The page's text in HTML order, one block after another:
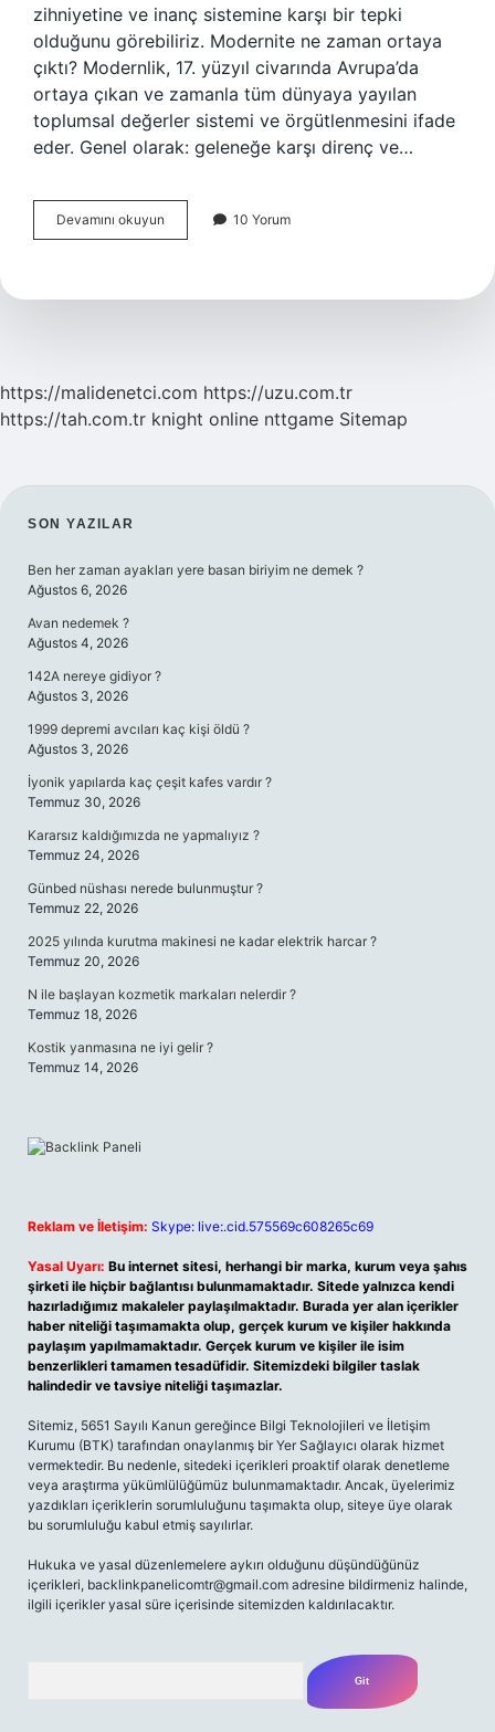
zihniyetine ve inanç sistemine karşı bir tepki
olduğunu görebiliriz. Modernite ne zaman ortaya
çıktı? Modernlik, 17. yüzyıl civarında Avrupa’da
ortaya çıkan ve zamanla tüm dünyaya yayılan
toplumsal değerler sistemi ve örgütlenmesini ifade
eder. Genel olarak: geleneğe karşı direnç ve…
Devamını okuyun Modernizm
Nasıl
10 Yorum
https://malidenetci.com https://uzu.com.tr
https://tah.com.tr knight online nttgame Sitemap
SIDEBAR
SON YAZILAR
Ben her zaman ayakları yere basan biriyim ne demek ?
Ağustos 6, 2026
Avan nedemek ?
Ağustos 4, 2026
142A nereye gidiyor ?
Ağustos 3, 2026
1999 depremi avcıları kaç kişi öldü ?
Ağustos 3, 2026
İyonik yapılarda kaç çeşit kafes vardır ?
Temmuz 30, 2026
Kararsız kaldığımızda ne yapmalıyız ?
Temmuz 24, 2026
Günbed nüshası nerede bulunmuştur ?
Temmuz 22, 2026
2025 yılında kurutma makinesi ne kadar elektrik harcar ?
Temmuz 20, 2026
N ile başlayan kozmetik markaları nelerdir ?
Temmuz 18, 2026
Kostik yanmasına ne iyi gelir ?
Temmuz 14, 2026
Reklam ve İletişim: Skype: live:.cid.575569c608265c69
Yasal Uyarı: Bu internet sitesi, herhangi bir marka, kurum veya şahıs
şirketi ile hiçbir bağlantısı bulunmamaktadır. Sitede yalnızca kendi
hazırladığımız makaleler paylaşılmaktadır. Burada yer alan içerikler
haber niteliği taşımamakta olup, gerçek kurum ve kişiler hakkında
paylaşım yapılmamaktadır. Gerçek kurum ve kişiler ile isim
benzerlikleri tamamen tesadüfidir. Sitemizdeki bilgiler taslak
halindedir ve tavsiye niteliği taşımazlar.
Sitemiz, 5651 Sayılı Kanun gereğince Bilgi Teknolojileri ve İletişim
Kurumu (BTK) tarafından onaylanmış bir Yer Sağlayıcı olarak hizmet
vermektedir. Bu nedenle, sitedeki içerikleri proaktif olarak denetleme
veya araştırma yükümlülüğümüz bulunmamaktadır. Ancak, üyelerimiz
yazdıkları içeriklerin sorumluluğunu taşımakta olup, siteye üye olarak
bu sorumluluğu kabul etmiş sayılırlar.
Hukuka ve yasal düzenlemelere aykırı olduğunu düşündüğünüz
içerikleri, backlinkpanelicomtr@gmail.com adresine bildirmeniz halinde,
ilgili içerikler yasal süre içerisinde sitemizden kaldırılacaktır.